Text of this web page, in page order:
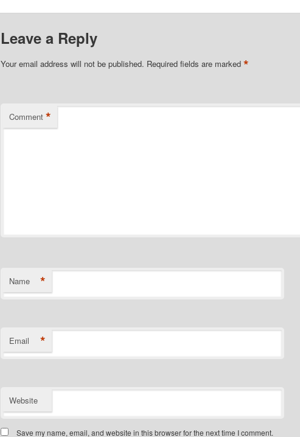
Leave a Reply
Your email address will not be published. Required fields are marked *
Comment *
Name *
Email *
Website
Save my name, email, and website in this browser for the next time I comment.